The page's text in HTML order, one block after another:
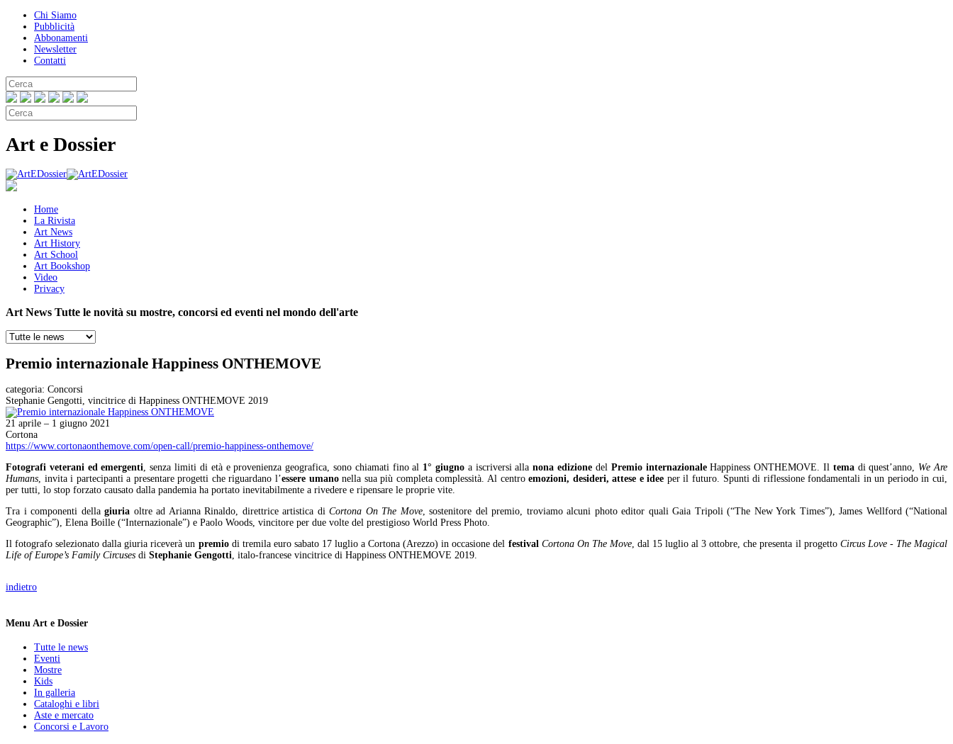
Chi Siamo
Pubblicità
Abbonamenti
Newsletter
Contatti
Art e Dossier
Home
La Rivista
Art News
Art History
Art School
Art Bookshop
Video
Privacy
Art News Tutte le novità su mostre, concorsi ed eventi nel mondo dell'arte
Premio internazionale Happiness ONTHEMOVE
categoria: Concorsi
Stephanie Gengotti, vincitrice di Happiness ONTHEMOVE 2019
21 aprile – 1 giugno 2021
Cortona
https://www.cortonaonthemove.com/open-call/premio-happiness-onthemove/
Fotografi veterani ed emergenti, senza limiti di età e provenienza geografica, sono chiamati fino al 1° giugno a iscriversi allanona edizione del Premio internazionaleHappiness ONTHEMOVE. Il temadi quest’anno, We Are
Humans, invita i partecipanti a presentare progetti che riguardano l’essere umanonella sua più completa complessità. Al centroemozioni, desideri, attese e idee per il futuro. Spunti di riflessione fondamentali in un periodo in cui,
per tutti, lo stop forzato causato dalla pandemia ha portato inevitabilmente a rivedere e ripensare le proprie vite.
Tra i componenti della giuria oltre ad Arianna Rinaldo, direttrice artistica di Cortona On The Move, sostenitore del premio, troviamo alcuni photo editor quali Gaia Tripoli (“The New York Times”), James Wellford (“National
Geographic”), Elena Boille (“Internazionale”) e Paolo Woods, vincitore per due volte del prestigioso World Press Photo.
Il fotografo selezionato dalla giuria riceverà un premio di tremila euro sabato 17 luglio a Cortona (Arezzo) in occasione del festival Cortona On The Move, dal 15 luglio al 3 ottobre, che presenta il progetto Circus Love - The Magical
Life of Europe’s Family Circuses di Stephanie Gengotti , italo-francese vincitrice di Happiness ONTHEMOVE 2019.
indietro
Menu Art e Dossier
Tutte le news
Eventi
Mostre
Kids
In galleria
Cataloghi e libri
Aste e mercato
Concorsi e Lavoro